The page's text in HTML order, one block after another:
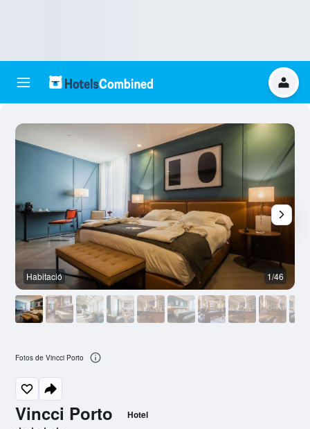
Vincci Porto Hotel
Habitació 1/46
Fotos de Vincci Porto